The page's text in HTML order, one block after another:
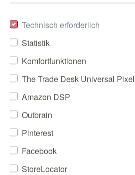
Technisch erforderlich
Statistik
Komfortfunktionen
The Trade Desk Universal Pixel
Amazon DSP
Outbrain
Pinterest
Facebook
StoreLocator